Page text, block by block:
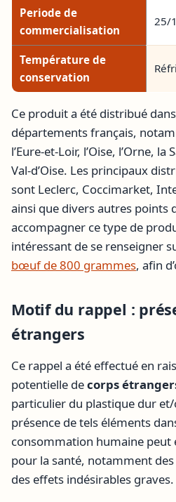
Periode de
commercialisation
25/
Température de
conservation
Ce produit a été distribué
départements français,
l’Eure-et-Loir, l’Oise, l’Orne,
Val-d’Oise. Les principaux
sont Leclerc, Coccimarket,
ainsi que divers autres points
accompagner ce type de
intéressant de se renseigner
bœuf de 800 grammes, afin
Motif du rappel :
étrangers
Ce rappel a été effectué en
potentielle decorps
particulier du plastique dur
présence de tels éléments
consommation humaine peut
pour la santé, notamment
des effets indésirables graves.